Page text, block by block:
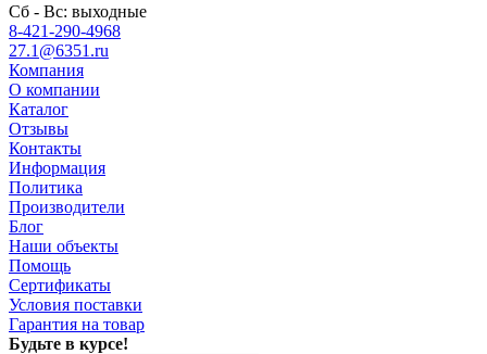
Сб - Вс: выходные
8-421-290-4968
27.1@6351.ru
Компания
О компании
Каталог
Отзывы
Контакты
Информация
Политика
Производители
Блог
Наши объекты
Помощь
Сертификаты
Условия поставки
Гарантия на товар
Будьте в курсе!